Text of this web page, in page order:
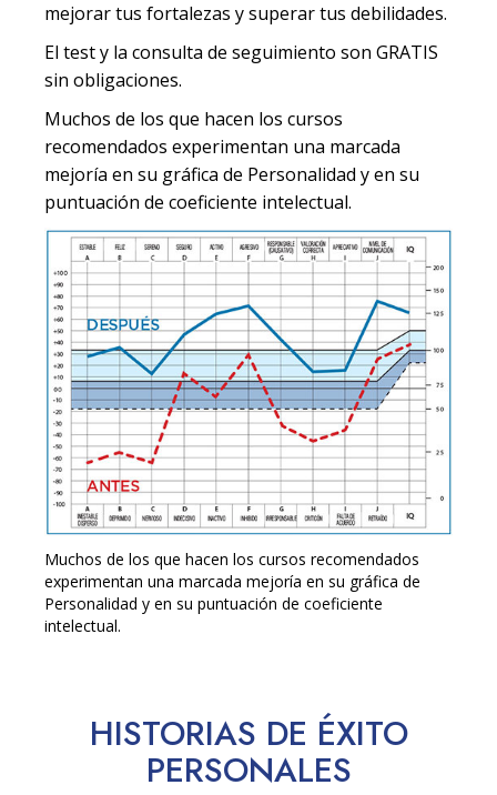
mejorar tus fortalezas y superar tus debilidades.
El test y la consulta de seguimiento son GRATIS
sin obligaciones.
Muchos de los que hacen los cursos
recomendados experimentan una marcada
mejoría en su gráfica de Personalidad y en su
puntuación de coeficiente intelectual.
Muchos de los que hacen los cursos recomendados
experimentan una marcada mejoría en su gráfica de
Personalidad y en su puntuación de coeficiente
intelectual.
HISTORIAS DE ÉXITO
PERSONALES